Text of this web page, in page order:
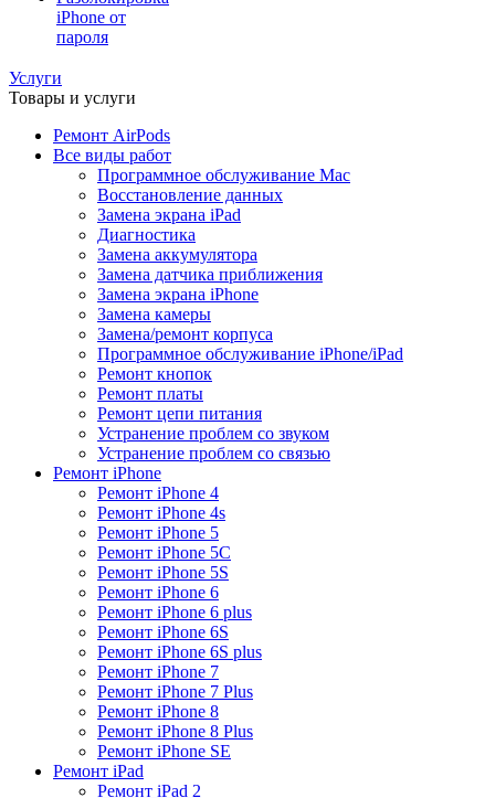
iPhone от
пароля
Услуги
Товары и услуги
Ремонт AirPods
Все виды работ
Программное обслуживание Mac
Восстановление данных
Замена экрана iPad
Диагностика
Замена аккумулятора
Замена датчика приближения
Замена экрана iPhone
Замена камеры
Замена/ремонт корпуса
Программное обслуживание iPhone/iPad
Ремонт кнопок
Ремонт платы
Ремонт цепи питания
Устранение проблем со звуком
Устранение проблем со связью
Ремонт iPhone
Ремонт iPhone 4
Ремонт iPhone 4s
Ремонт iPhone 5
Ремонт iPhone 5C
Ремонт iPhone 5S
Ремонт iPhone 6
Ремонт iPhone 6 plus
Ремонт iPhone 6S
Ремонт iPhone 6S plus
Ремонт iPhone 7
Ремонт iPhone 7 Plus
Ремонт iPhone 8
Ремонт iPhone 8 Plus
Ремонт iPhone SE
Ремонт iPad
Ремонт iPad 2